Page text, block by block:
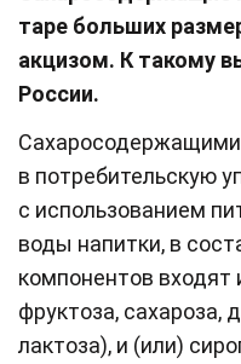
таре больших
акцизом. К такому
России.
в потребительскую
с использованием
воды напитки, в
компонентов входят
фруктоза, сахароза,
лактоза), и (или)